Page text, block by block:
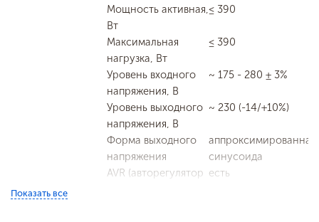
Мощность активная,
Вт
≤ 390
Максимальная
нагрузка, Вт
≤ 390
Уровень входного
напряжения, В
~ 175 - 280 ± 3%
Уровень выходного
напряжения, В
~ 230 (-14/+10%)
Форма выходного
напряжения
аппроксимированная
синусоида
AVR (авторегулятор есть
Показать все